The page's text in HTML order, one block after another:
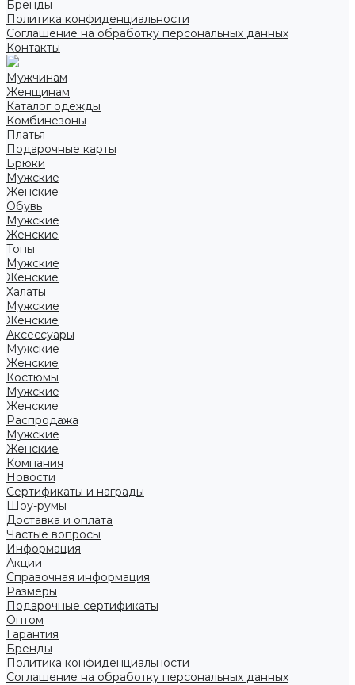
Бренды
Политика конфиденциальности
Соглашение на обработку персональных данных
Контакты
Мужчинам
Женщинам
Каталог одежды
Комбинезоны
Платья
Подарочные карты
Брюки
Мужские
Женские
Обувь
Мужские
Женские
Топы
Мужские
Женские
Халаты
Мужские
Женские
Аксессуары
Мужские
Женские
Костюмы
Мужские
Женские
Распродажа
Мужские
Женские
Компания
Новости
Сертификаты и награды
Шоу-румы
Доставка и оплата
Частые вопросы
Информация
Акции
Справочная информация
Размеры
Подарочные сертификаты
Оптом
Гарантия
Бренды
Политика конфиденциальности
Соглашение на обработку персональных данных